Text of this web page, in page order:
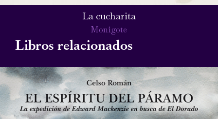
La cucharita
Monigote
Libros relacionados